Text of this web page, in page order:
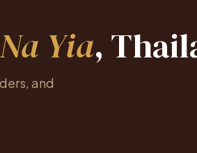
Na Yia,
and